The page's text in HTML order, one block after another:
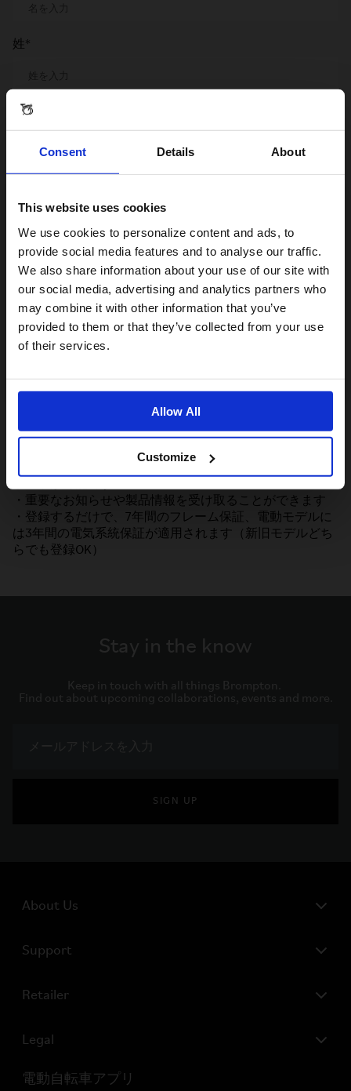
Consent Details About
This website uses cookies
We use cookies to personalize content and ads, to
provide social media features and to analyse our traffic.
We also share information about your use of our site with
our social media, advertising and analytics partners who
may combine it with other information that you’ve
provided to them or that they’ve collected from your use
of their services.
Allow All
Customize
姓*
メールアドレス*
Bromptonの新商品やコラボ情報など、最新ニュース
を受け取る。
今すぐ登録
バイク登録は、あなたのBromptonを守るための大切なス
・紛失や盗難時にも、シリアルナンバーの記録があればサ
・重要なお知らせや製品情報を受け取ることができます
・登録するだけで、7年間のフレーム保証、電動モデルに
は3年間の電気系統保証が適用されます（新旧モデルどち
らでも登録OK）
Stay in the know
Keep in touch with all things Brompton.
Find out about upcoming collaborations, events and more.
SIGN UP
About Us
Support
Retailer
Legal
電動自転車アプリ
Visiting from the United States?
For a better experience, please visit our:
US website